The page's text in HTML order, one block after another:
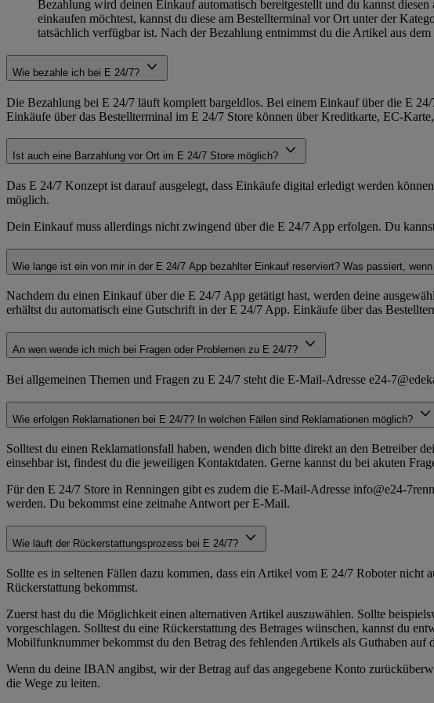
Bezahlung wird deinen Einkauf automatisch bereitgestellt und du kannst
einkaufen möchtest, kannst du diese am Bestellterminal vor Ort unter der
tatsächlich verfügbar ist. Nach der Bezahlung entnimmst du die Artikel aus
Wie bezahle ich bei E 24/7?
Die Bezahlung bei E 24/7 läuft komplett bargeldlos. Bei einem Einkauf über die E
Einkäufe über das Bestellterminal im E 24/7 Store können über Kreditkarte, EC-
Ist auch eine Barzahlung vor Ort im E 24/7 Store möglich?
Das E 24/7 Konzept ist darauf ausgelegt, dass Einkäufe digital erledigt werden
möglich.
Dein Einkauf muss allerdings nicht zwingend über die E 24/7 App erfolgen. Du
Wie lange ist ein von mir in der E 24/7 App bezahlter Einkauf reserviert? Was passiert,
Nachdem du einen Einkauf über die E 24/7 App getätigt hast, werden deine
erhältst du automatisch eine Gutschrift in der E 24/7 App. Einkäufe über das
An wen wende ich mich bei Fragen oder Problemen zu E 24/7?
Bei allgemeinen Themen und Fragen zu E 24/7 steht die E-Mail-Adresse e24-
Wie erfolgen Reklamationen bei E 24/7? In welchen Fällen sind Reklamationen möglich?
Solltest du einen Reklamationsfall haben, wenden dich bitte direkt an den Betreiber
einsehbar ist, findest du die jeweiligen Kontaktdaten. Gerne kannst du bei akuten
Für den E 24/7 Store in Renningen gibt es zudem die E-Mail-Adresse info@e24-
werden. Du bekommst eine zeitnahe Antwort per E-Mail.
Wie läuft der Rückerstattungsprozess bei E 24/7?
Sollte es in seltenen Fällen dazu kommen, dass ein Artikel vom E 24/7 Roboter
Rückerstattung bekommst.
Zuerst hast du die Möglichkeit einen alternativen Artikel auszuwählen. Sollte
vorgeschlagen. Solltest du eine Rückerstattung des Betrages wünschen, kannst du
Mobilfunknummer bekommst du den Betrag des fehlenden Artikels als Guthaben auf
Wenn du deine IBAN angibst, wir der Betrag auf das angegebene Konto
die Wege zu leiten.